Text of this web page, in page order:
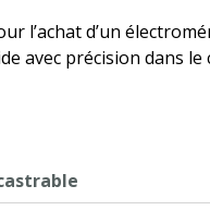
l’achat d’un
précision dans le